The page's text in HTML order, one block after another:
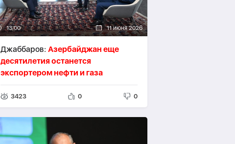
13:00 11 июня 2026
Джаббаров: Азербайджан еще
десятилетия останется
экспортером нефти и газа
3423 0 0